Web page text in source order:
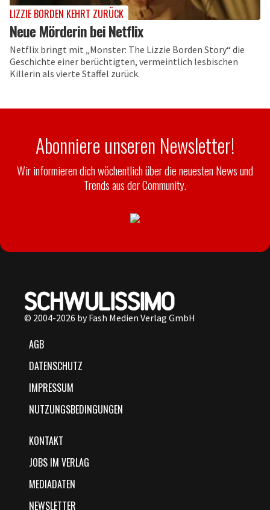
LIZZIE BORDEN KEHRT ZURÜCK
Neue Mörderin bei Netflix
Netflix bringt mit „Monster: The Lizzie Borden Story“ die
Geschichte einer berüchtigten, vermeintlich lesbischen
Killerin als vierte Staffel zurück.
Abonniere unseren Newsletter!
Wir informieren dich wöchentlich über die neuesten News und
Trends aus der Community.
© 2004-2026 by Fash Medien Verlag GmbH
AGB
DATENSCHUTZ
IMPRESSUM
NUTZUNGSBEDINGUNGEN
KONTAKT
JOBS IM VERLAG
MEDIADATEN
NEWSLETTER